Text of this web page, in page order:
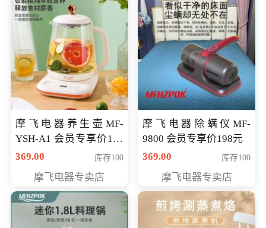
摩飞电器养生壶MF-
YSH-A1 会员专享价198
元
369.00 库存100
摩飞电器专卖店
摩飞电器除螨仪MF-
9800 会员专享价198元
369.00
库存100
摩飞电器专卖店